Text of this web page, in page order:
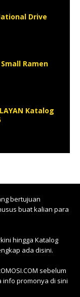
Drive
Ramen
Katalog
bertujuan
buat kalian para
hingga Katalog
ada disini.
sebelum
info promonya di sini